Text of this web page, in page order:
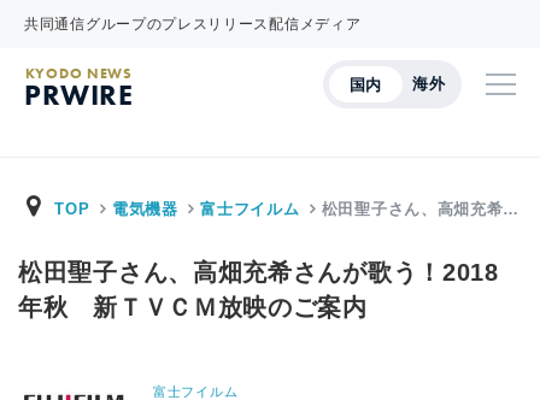
共同通信グループのプレスリリース配信メディア
国内 海外
KYODO NEWS
PRWIRE
TOP 電気機器 富士フイルム 松田聖子さん、高畑充希…
松田聖子さん、高畑充希さんが歌う！2018
年秋 新ＴＶＣＭ放映のご案内
富士フイルム